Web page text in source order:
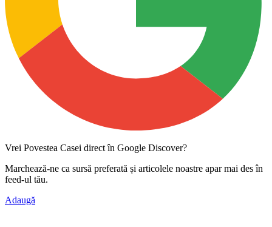
Vrei Povestea Casei direct în Google Discover?
Marchează-ne ca sursă preferată și articolele noastre apar mai des în
feed-ul tău.
Adaugă